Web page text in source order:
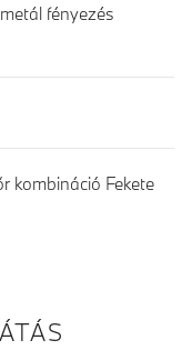
fényezés
kombináció Fekete